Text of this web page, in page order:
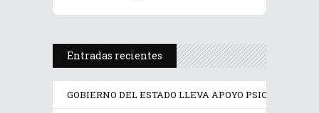
Entradas recientes
GOBIERNO DEL ESTADO LLEVA APOYO